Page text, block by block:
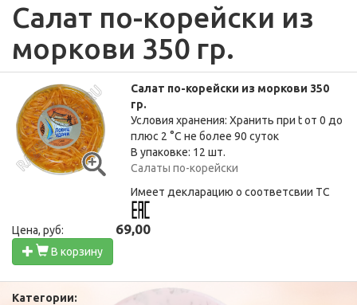
Салат по-корейски из
моркови 350 гр.
Салат по-корейски из моркови 350
гр.
Условия хранения: Хранить при t от 0 до
плюс 2 °C не более 90 суток
В упаковке: 12 шт.
Салаты по-корейски
Имеет декларацию о соответсвии ТС
Цена, руб: 69,00
В корзину
Категории: